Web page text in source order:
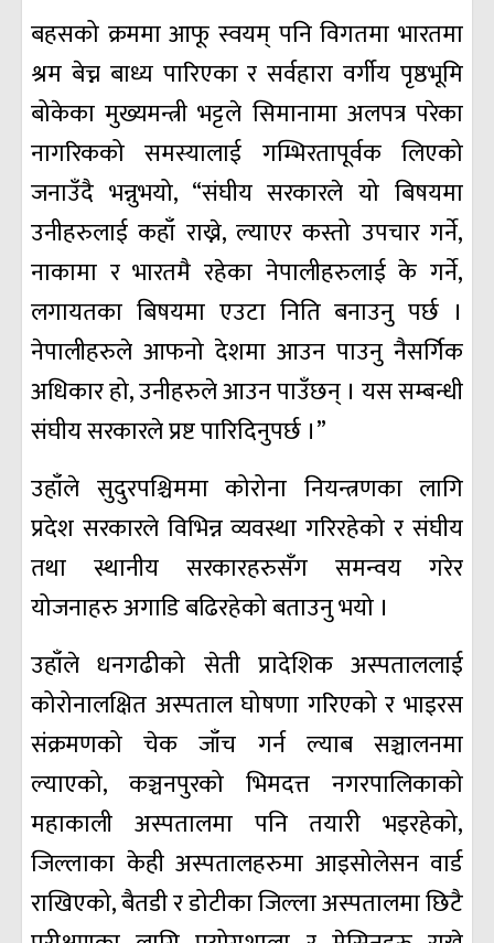
बहसको क्रममा आफू स्वयम्‌ पनि विगतमा भारतमा
श्रम बेच्न बाध्य पारिएका र सर्वहारा वर्गीय पृष्ठभूमि
बोकेका मुख्यमन्त्री भट्टले सिमानामा अलपत्र परेका
नागरिकको समस्यालाई गम्भिरतापूर्वक लिएको
जनाउँदै भन्नुभयो, “संघीय सरकारले यो बिषयमा
उनीहरुलाई कहाँ राख्ने, ल्याएर कस्तो उपचार गर्ने,
नाकामा र भारतमै रहेका नेपालीहरुलाई के गर्ने,
लगायतका बिषयमा एउटा निति बनाउनु पर्छ ।
नेपालीहरुले आफनो देशमा आउन पाउनु नैसर्गिक
अधिकार हो, उनीहरुले आउन पाउँछन् । यस सम्बन्धी
संघीय सरकारले प्रष्ट पारिदिनुपर्छ ।”
उहाँले सुदुरपश्चिममा कोरोना नियन्त्रणका लागि
प्रदेश सरकारले विभिन्न व्यवस्था गरिरहेको र संघीय
तथा स्थानीय सरकारहरुसँग समन्वय गरेर
योजनाहरु अगाडि बढिरहेको बताउनु भयो ।
उहाँले धनगढीको सेती प्रादेशिक अस्पताललाई
कोरोनालक्षित अस्पताल घोषणा गरिएको र भाइरस
संक्रमणको चेक जाँच गर्न ल्याब सञ्चालनमा
ल्याएको, कञ्चनपुरको भिमदत्त नगरपालिकाको
महाकाली अस्पतालमा पनि तयारी भइरहेको,
जिल्लाका केही अस्पतालहरुमा आइसोलेसन वार्ड
राखिएको, बैतडी र डोटीका जिल्ला अस्पतालमा छिटै